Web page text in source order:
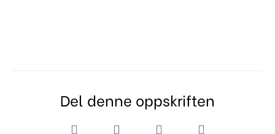
Del denne oppskriften